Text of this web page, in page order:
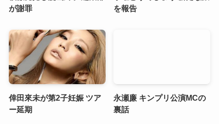
が謝罪
を報告
倖田來未が第2子妊娠 ツア
ー延期
永瀬廉 キンプリ公演MCの
裏話